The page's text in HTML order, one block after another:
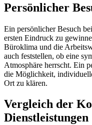
Persönlicher
Ein persönlicher Besuch
ersten Eindruck zu
Büroklima und die
auch feststellen, ob eine
Atmosphäre herrscht. Ein
die Möglichkeit,
Ort zu klären.
Vergleich der
Dienstleistungen